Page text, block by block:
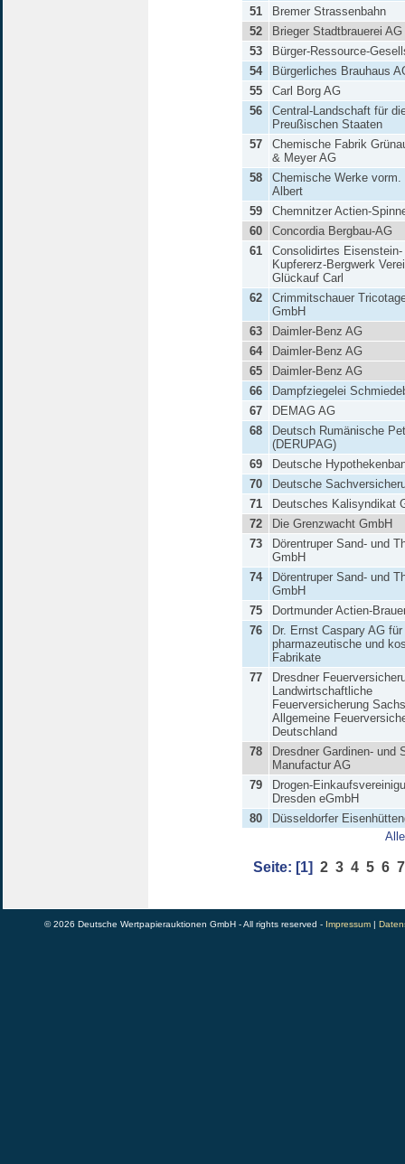
51
Bremer Strassenbahn
52
Brieger Stadtbrauerei AG
53
Bürger-Ressource-
54
Bürgerliches Brauhaus
55
Carl Borg AG
56
Central-Landschaft für
Preußischen Staaten
57
Chemische Fabrik
& Meyer AG
58
Chemische Werke
Albert
59
Chemnitzer Actien-
60
Concordia Bergbau-AG
61
Consolidirtes Eisenstein-
Kupfererz-Bergwerk
Glückauf Carl
62
Crimmitschauer
GmbH
63
Daimler-Benz AG
64
Daimler-Benz AG
65
Daimler-Benz AG
66
Dampfziegelei
67
DEMAG AG
68
Deutsch Rumänische
(DERUPAG)
69
Deutsche
70
Deutsche
71
Deutsches Kalisyndikat
72
Die Grenzwacht GmbH
73
Dörentruper Sand- und
GmbH
74
Dörentruper Sand- und
GmbH
75
Dortmunder Actien-
76
Dr. Ernst Caspary AG für
pharmazeutische und
Fabrikate
77
Dresdner
Landwirtschaftliche
Feuerversicherung
Allgemeine
Deutschland
78
Dresdner Gardinen- und
Manufactur AG
79
Drogen-
Dresden eGmbH
80
Düsseldorfer
Seite: [1] 2 3 4 5 6 7
© 2026 Deutsche Wertpapierauktionen GmbH - All rights reserved - Impressum|